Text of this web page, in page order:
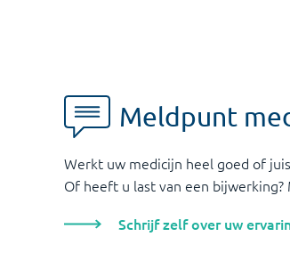
Meldpunt
Werkt uw medicijn heel goed of
Of heeft u last van een bijwerking?
Schrijf zelf over uw